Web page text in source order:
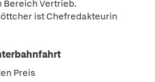
Bereich Vertrieb.
ist Chefredakteurin
Preis